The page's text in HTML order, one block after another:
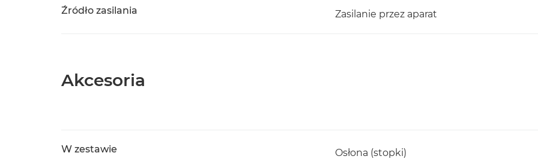
Źródło zasilania Zasilanie przez aparat
Akcesoria
W zestawie Osłona (stopki)